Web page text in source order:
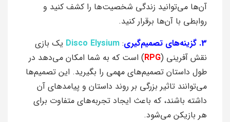
آن‌ها می‌توانید زندگی شخصیت‌ها را کشف کنید و
روابطی با آن‌ها برقرار کنید.
3. گزینه‌های تصمیم‌گیری
:
Disco Elysium یک بازی
نقش آفرینی (RPG) است که به شما امکان می‌دهد در
طول داستان تصمیم‌های مهمی را بگیرید. این تصمیم‌ها
می‌توانند تاثیر بزرگی بر روند داستان و پیامدهای آن
داشته باشند، که باعث ایجاد تجربه‌های متفاوت برای
هر بازیکن می‌شود.